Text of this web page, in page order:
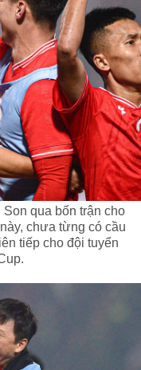
qua bốn trận cho
chưa từng có cầu
tiếp cho đội tuyển